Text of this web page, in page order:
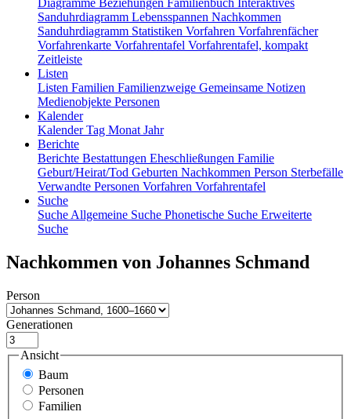
Sanduhrdiagramm Lebensspannen Nachkommen
Sanduhrdiagramm Statistiken Vorfahren Vorfahrenfächer
Vorfahrenkarte Vorfahrentafel Vorfahrentafel, kompakt
Zeitleiste
Listen
Listen Familien Familienzweige Gemeinsame Notizen
Medienobjekte Personen
Kalender
KalenderTag Monat Jahr
Berichte
Berichte Bestattungen Eheschließungen Familie
Geburt/Heirat/Tod Geburten Nachkommen Person Sterbefälle
Verwandte Personen Vorfahren Vorfahrentafel
Suche
Suche Allgemeine Suche Phonetische Suche Erweiterte
Suche
Nachkommen von Johannes Schmand
Person
Generationen
Ansicht
Baum
Personen
Familien